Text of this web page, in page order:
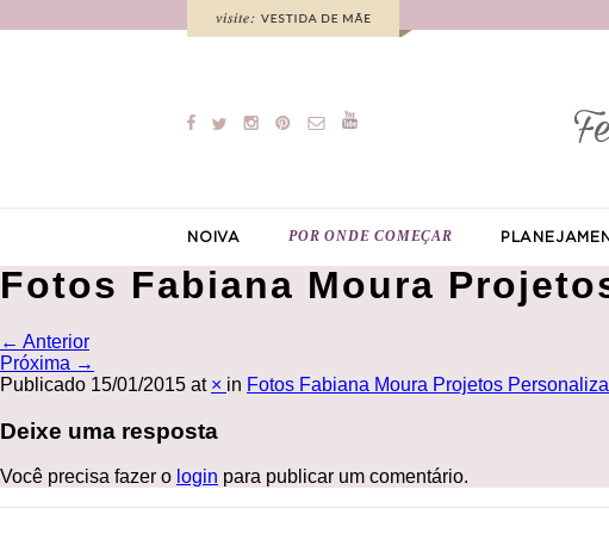
NOIVA POR ONDE COMEÇAR
Fotos Fabiana Moura
← Anterior
Próxima →
Publicado 15/01/2015 at × in Fotos Fabiana Moura Projetos
Deixe uma resposta
Você precisa fazer o login para publicar um comentário.